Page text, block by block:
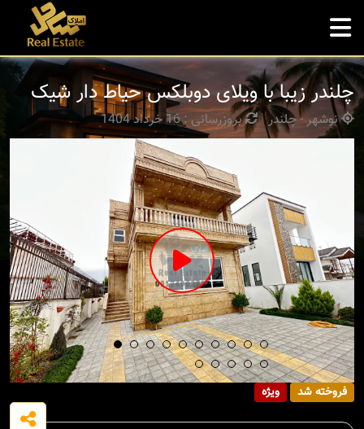
چلندر زیبا با ویلای دوبلکس حیاط دار شیک
نوشهر - چلندر بروزرسانی : 16 خرداد 1404
فروخته شد ویژه